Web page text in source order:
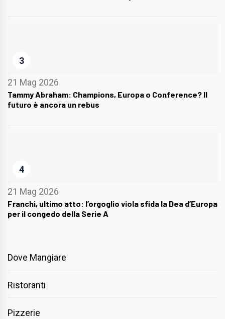
3
21 Mag 2026
Tammy Abraham: Champions, Europa o Conference? Il
futuro è ancora un rebus
4
21 Mag 2026
Franchi, ultimo atto: l’orgoglio viola sfida la Dea d’Europa
per il congedo della Serie A
Dove Mangiare
Ristoranti
Pizzerie